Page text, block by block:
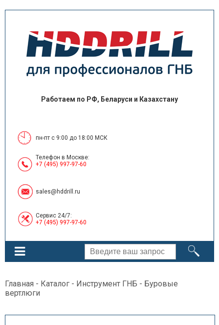
Работаем по РФ, Беларуси и Казахстану
пн-пт с 9:00 до 18:00 МСК
Телефон в Москве:
+7 (495) 997-97-60
sales@hddrill.ru
Сервис 24/7:
+7 (495) 997-97-60
Главная - Каталог - Инструмент ГНБ - Буровые
вертлюги